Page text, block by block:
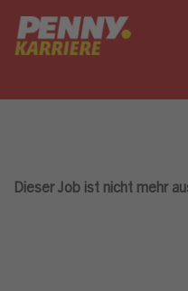
Dieser Job ist nicht mehr